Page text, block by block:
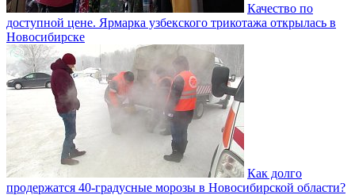
Качество по
доступной цене. Ярмарка узбекского трикотажа открылась в
Новосибирске
Как долго
продержатся 40-градусные морозы в Новосибирской области?